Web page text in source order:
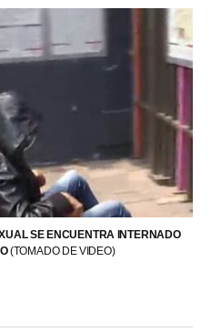
SE ENCUENTRA INTERNADO
(TOMADO DE VIDEO)